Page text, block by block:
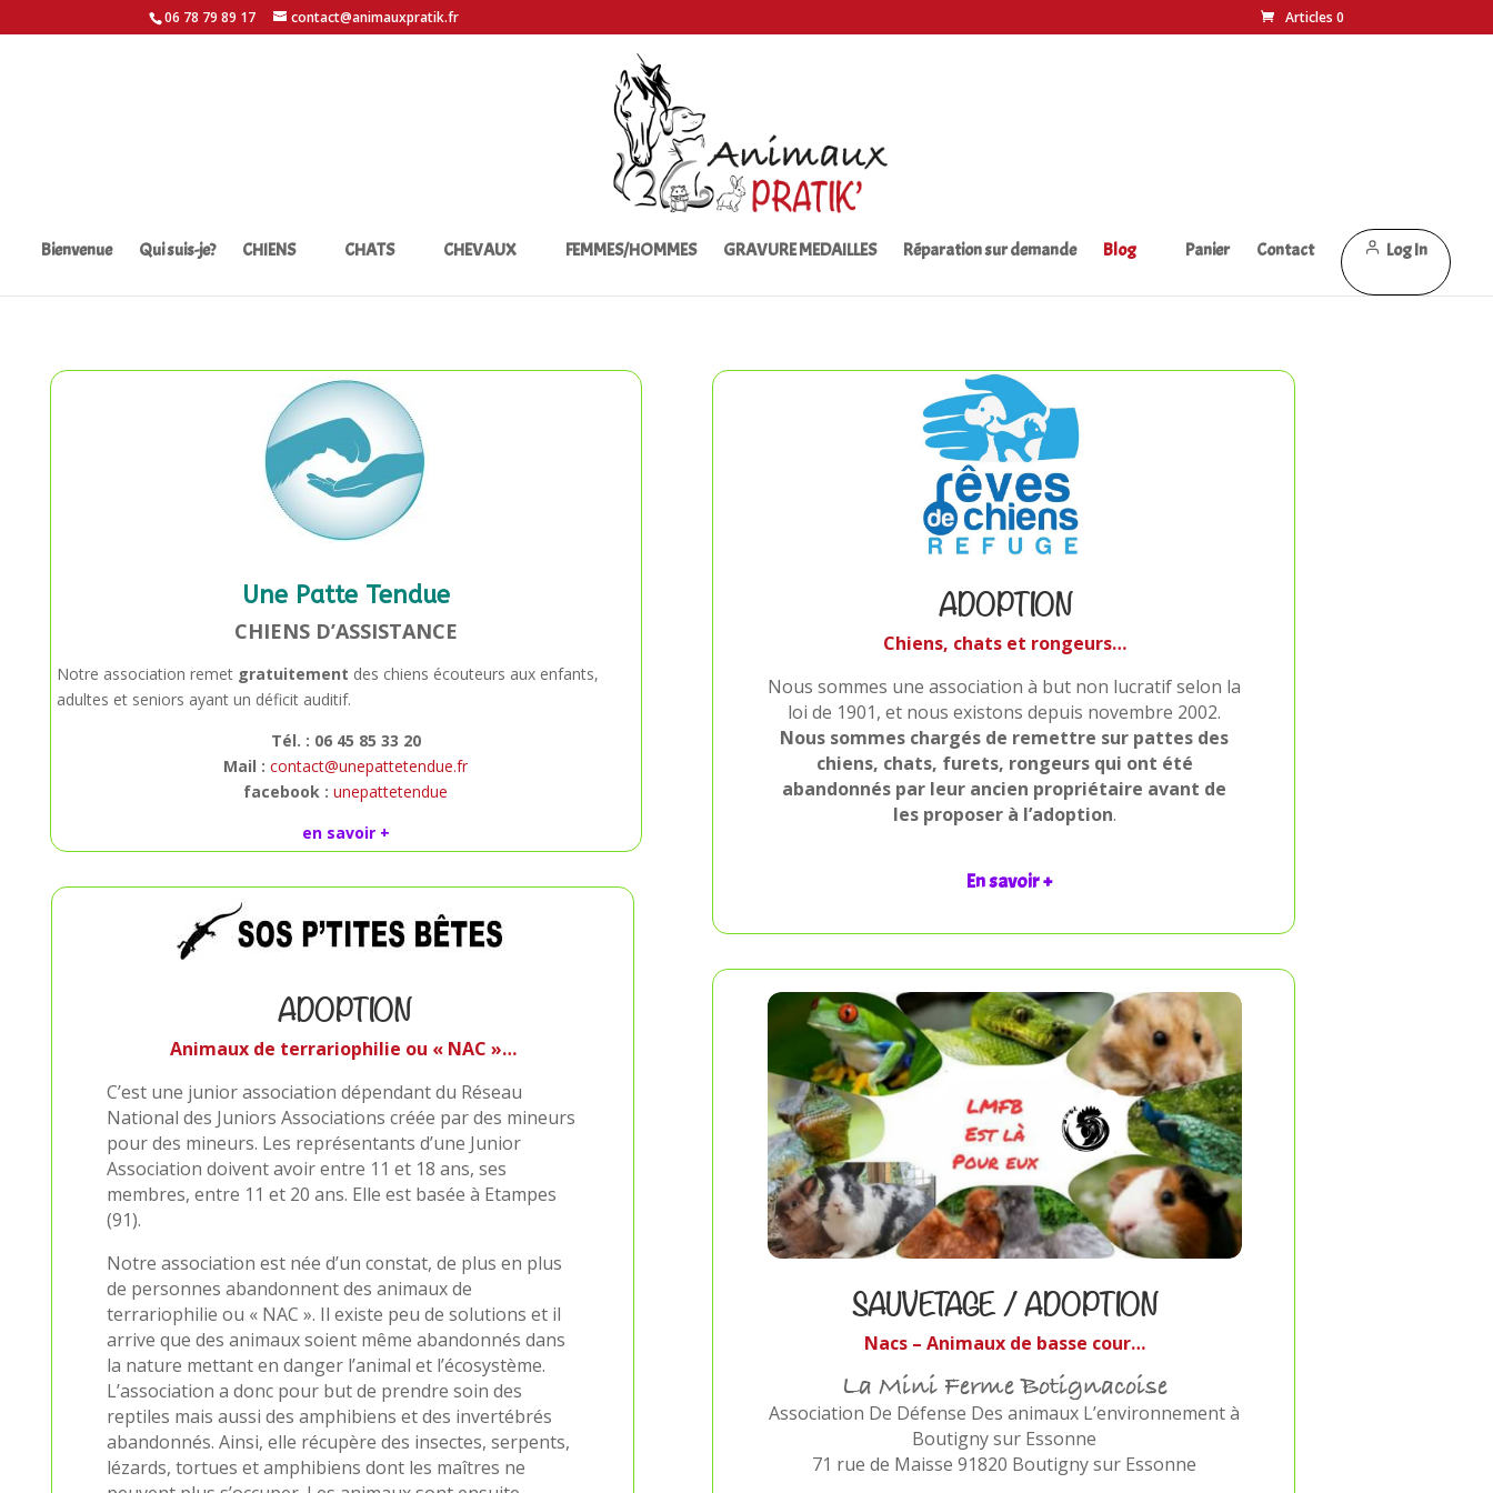
06 78 79 89 17 contact@animauxpratik.fr Articles 0
Bienvenue Qui suis-je? CHIENS CHATS CHEVAUX FEMMES/HOMMES GRAVURE MEDAILLES Réparation sur demande Blog Panier Contact Log In
Une Patte Tendue
CHIENS D’ASSISTANCE
Notre association remet gratuitement des chiens écouteurs aux enfants,
adultes et seniors ayant un déficit auditif.
Tél. : 06 45 85 33 20
Mail : contact@unepattetendue.fr
facebook : unepattetendue
en savoir +
ADOPTION
Animaux de terrariophilie ou « NAC »…
C’est une junior association dépendant du Réseau
National des Juniors Associations créée par des mineurs
pour des mineurs. Les représentants d’une Junior
Association doivent avoir entre 11 et 18 ans, ses
membres, entre 11 et 20 ans. Elle est basée à Etampes
(91).
Notre association est née d’un constat, de plus en plus
de personnes abandonnent des animaux de
terrariophilie ou « NAC ». Il existe peu de solutions et il
arrive que des animaux soient même abandonnés dans
la nature mettant en danger l’animal et l’écosystème.
L’association a donc pour but de prendre soin des
reptiles mais aussi des amphibiens et des invertébrés
abandonnés. Ainsi, elle récupère des insectes, serpents,
lézards, tortues et amphibiens dont les maîtres ne
ADOPTION
Chiens, chats et rongeurs…
Nous sommes une association à but non lucratif selon la
loi de 1901, et nous existons depuis novembre 2002.
Nous sommes chargés de remettre sur pattes des
chiens, chats, furets, rongeurs qui ont été
abandonnés par leur ancien propriétaire avant de
les proposer à l’adoption.
En savoir +
SAUVETAGE / ADOPTION
Nacs – Animaux de basse cour…
La Mini Ferme Botignacoise
Association De Défense Des animaux L’environnement à
Boutigny sur Essonne
71 rue de Maisse 91820 Boutigny sur Essonne